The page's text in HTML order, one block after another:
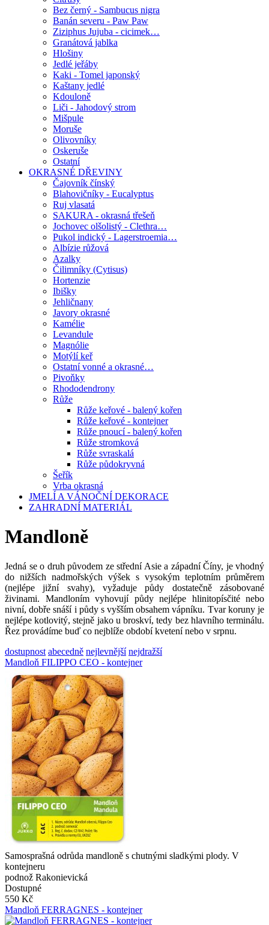
Bez černý - Sambucus nigra
Banán severu - Paw Paw
Ziziphus Jujuba - cicimek…
Granátová jablka
Hlošiny
Jedlé jeřáby
Kaki - Tomel japonský
Kaštany jedlé
Kdouloně
Liči - Jahodový strom
Mišpule
Moruše
Olivovníky
Oskeruše
Ostatní
OKRASNÉ DŘEVINY
Čajovník čínský
Blahovičníky - Eucalyptus
Ruj vlasatá
SAKURA - okrasná třešeň
Jochovec olšolistý - Clethra…
Pukol indický - Lagerstroemia…
Albízie růžová
Azalky
Čilimníky (Cytisus)
Hortenzie
Ibišky
Jehličnany
Javory okrasné
Kamélie
Levandule
Magnólie
Motýlí keř
Ostatní vonné a okrasné…
Pivoňky
Rhododendrony
Růže
Růže keřové - balený kořen
Růže keřové - kontejner
Růže pnoucí - balený kořen
Růže stromková
Růže svraskalá
Růže půdokryvná
Šeřík
Vrba okrasná
JMELÍ A VÁNOČNÍ DEKORACE
ZAHRADNÍ MATERIÁL
Mandloně
Jedná se o druh původem ze střední Asie a západní Číny, je vhodný
do nižších nadmořských výšek s vysokým teplotním průměrem
(nejlépe jižní svahy), vyžaduje půdy dostatečně zásobované
živinami. Mandloním vyhovují půdy nejlépe hlinitopísčité nebo
nivní, dobře snáší i půdy s vyšším obsahem vápníku. Tvar koruny je
nejlépe kotlovitý, stejně jako u broskví, tedy bez hlavního terminálu.
Řez provádíme buď co nejblíže období kvetení nebo v srpnu.
dostupnost abecedně nejlevnější nejdražší
Mandloň FILIPPO CEO - kontejner
Samosprašná odrůda mandloně s chutnými sladkými plody. V
kontejneru
podnož Rakonievická
Dostupné
550 Kč
Mandloň FERRAGNES - kontejner